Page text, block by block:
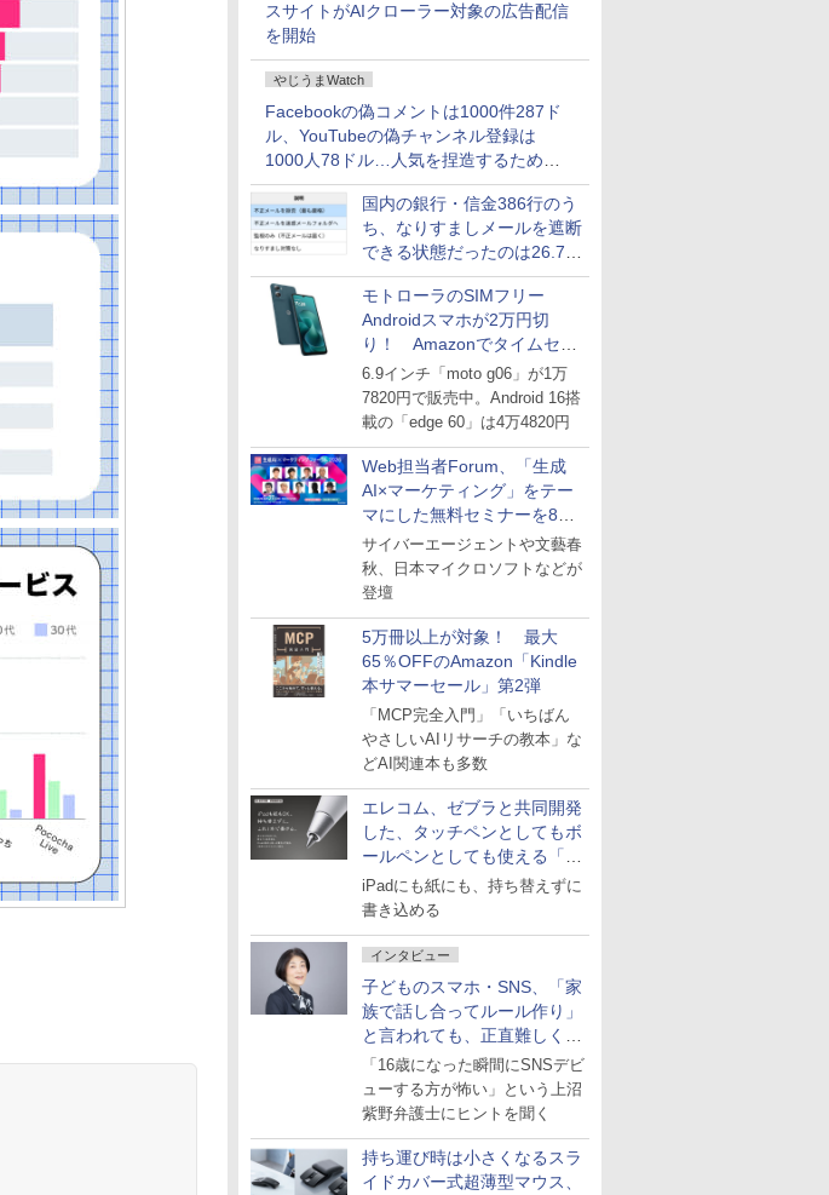
スサイトがAIクローラー対象の広告配信
を開始
やじうまWatch
Facebookの偽コメントは1000件287ド
ル、YouTubeの偽チャンネル登録は
1000人78ドル…人気を捏造するための
価格リストが公開中
国内の銀行・信金386行のう
ち、なりすましメールを遮断
できる状態だったのは26.7％
にとどまる～GMOブランド
セキュリティ調査
モトローラのSIMフリー
Androidスマホが2万円切
り！ Amazonでタイムセー
ル
6.9インチ「moto g06」が1万
7820円で販売中。Android 16搭
載の「edge 60」は4万4820円
Web担当者Forum、「生成
AI×マーケティング」をテー
マにした無料セミナーを8月
27日にオンライン開催
サイバーエージェントや文藝春
秋、日本マイクロソフトなどが
登壇
5万冊以上が対象！ 最大
65％OFFのAmazon「Kindle
本サマーセール」第2弾
「MCP完全入門」「いちばん
やさしいAIリサーチの教本」な
どAI関連本も多数
エレコム、ゼブラと共同開発
した、タッチペンとしてもボ
ールペンとしても使える「ス
タイラスツーウェイ」発売
iPadにも紙にも、持ち替えずに
書き込める
インタビュー
子どものスマホ・SNS、「家
族で話し合ってルール作り」
と言われても、正直難しくな
いですか？
「16歳になった瞬間にSNSデビ
ューする方が怖い」という上沼
紫野弁護士にヒントを聞く
持ち運び時は小さくなるスラ
イドカバー式超薄型マウス、